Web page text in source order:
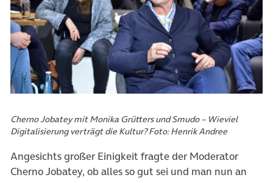
Cherno Jobatey mit Monika Grütters und Smudo – Wieviel
Digitalisierung verträgt die Kultur? Foto: Henrik Andree
Angesichts großer Einigkeit fragte der Moderator
Cherno Jobatey, ob alles so gut sei und man nun an